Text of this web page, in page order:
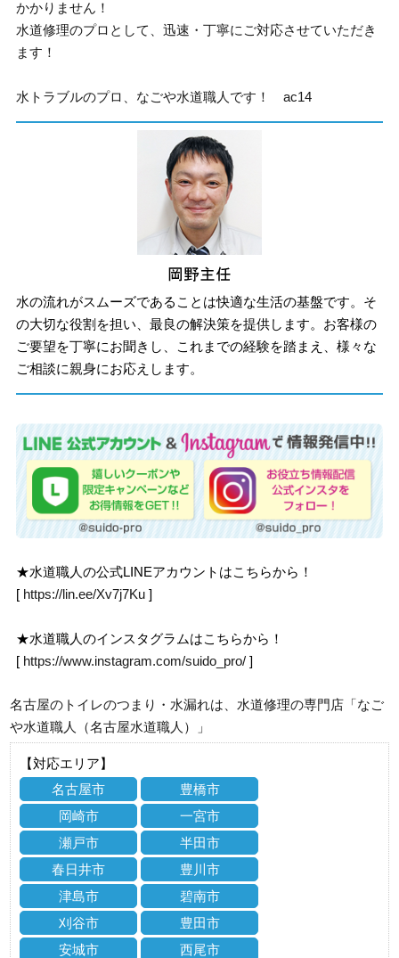
かかりません！
水道修理のプロとして、迅速・丁寧にご対応させていただき
ます！
水トラブルのプロ、なごや水道職人です！ ac14
水の流れがスムーズであることは快適な生活の基盤です。そ
の大切な役割を担い、最良の解決策を提供します。お客様の
ご要望を丁寧にお聞きし、これまでの経験を踏まえ、様々な
ご相談に親身にお応えします。
★水道職人の公式LINEアカウントはこちらから！
[ https://lin.ee/Xv7j7Ku ]
★水道職人のインスタグラムはこちらから！
[ https://www.instagram.com/suido_pro/ ]
名古屋のトイレのつまり・水漏れは、水道修理の専門店「なご
や水道職人（名古屋水道職人）」
【対応エリア】
名古屋市
豊橋市
岡崎市
一宮市
瀬戸市
半田市
春日井市
豊川市
津島市
碧南市
刈谷市
豊田市
安城市
西尾市